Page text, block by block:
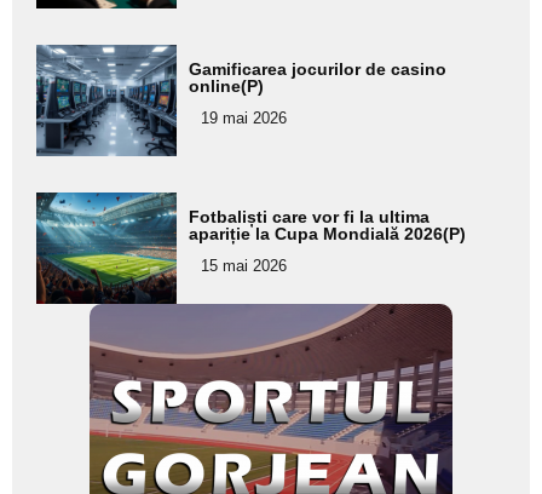
Adaugă
aici textul
pentru
subtitlu
Gamificarea jocurilor de casino
online(P)
19 mai 2026
Adaugă
aici textul
pentru
subtitlu
Fotbaliști care vor fi la ultima
apariție la Cupa Mondială 2026(P)
15 mai 2026